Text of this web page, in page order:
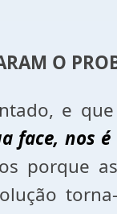
O
e
face, nos
porque